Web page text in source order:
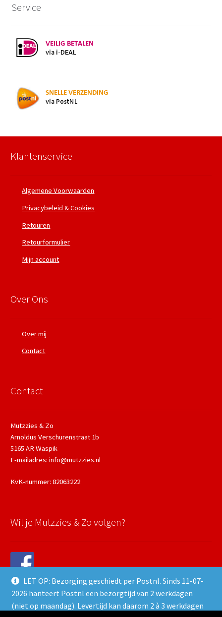
LET OP: Bezorging geschiedt per Postnl. Sinds 11-07-
2026 hanteert Postnl een bezorgtijd van 2 werkdagen
(niet op maandag). Levertijd kan daarom 2 à 3 werkdagen
Service
Klantenservice
Algemene Voorwaarden
Privacybeleid & Cookies
Retouren
Retourformulier
Mijn account
Over Ons
Over mij
Contact
Contact
Mutzzies & Zo
Arnoldus Verschurenstraat 1b
5165 AR Waspik
E-mailadres: info@mutzzies.nl
KvK-nummer: 82063222
Wil je Mutzzies & Zo volgen?